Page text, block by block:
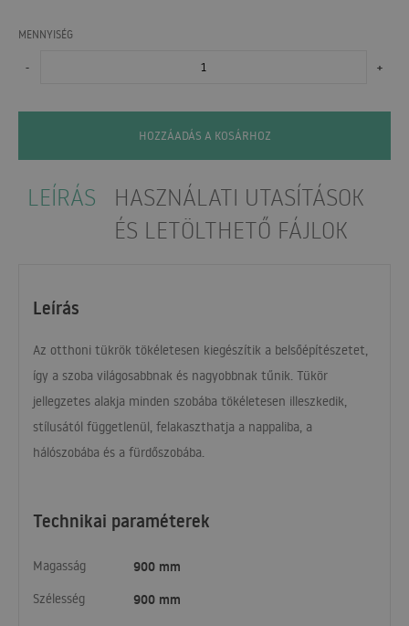
MENNYISÉG
- +
HOZZÁADÁS A KOSÁRHOZ
LEÍRÁS
HASZNÁLATI UTASÍTÁSOK
ÉS LETÖLTHETŐ FÁJLOK
Technikai paraméterek
Magasság 900 mm
Szélesség 900 mm
Leírás
Az otthoni tükrök tökéletesen kiegészítik a belsőépítészetet,
így a szoba világosabbnak és nagyobbnak tűnik. Tükör
jellegzetes alakja minden szobába tökéletesen illeszkedik,
stílusától függetlenül, felakaszthatja a nappaliba, a
hálószobába és a fürdőszobába.